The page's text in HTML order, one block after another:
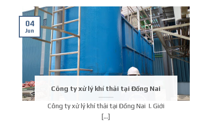
Công ty xử lý khí thải tại Đồng Nai
Công ty xử lý khí thải tại Đồng Nai I. Giới
[...]
04
Jun